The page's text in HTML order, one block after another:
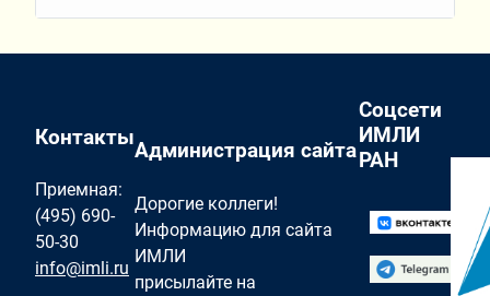
Контакты
Приемная:
(495) 690-
50-30
info@imli.ru
Администрация сайта
Дорогие коллеги!
Информацию для сайта
ИМЛИ
присылайте на
Соцсети
ИМЛИ
РАН